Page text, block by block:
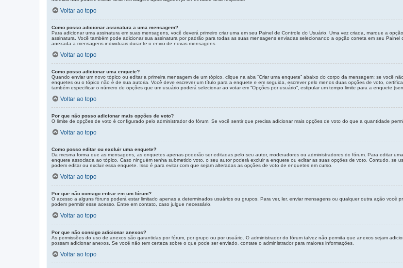
Voltar ao topo
Como posso adicionar assinatura a uma mensagem?
Para adicionar uma assinatura em suas mensagens, você deverá primeiro criar uma em seu Painel de Controle do Usuário. Uma vez criada, marque a opção
assinatura. Você também pode adicionar sua assinatura por padrão para todas as suas mensagens enviadas selecionando a opção correta em seu
anexada a mensagens individuais durante o envio de novas mensagens.
Voltar ao topo
Como posso adicionar uma enquete?
Quando enviar um novo tópico ou editar a primeira mensagem de um tópico, clique na aba “Criar uma enquete” abaixo do corpo da mensagem; se você
enquetes ou o tópico não é de sua autoria. Você deve escrever um título para a enquete e em seguida, escrever pelo menos duas opções de voto,
também especificar o número de opções que um usuário poderá selecionar ao votar em “Opções por usuário”, estipular um tempo limite para a enquete
Voltar ao topo
Por que não posso adicionar mais opções de voto?
O limite de opções de voto é configurado pelo administrador do fórum. Se você sentir que precisa adicionar mais opções de voto do que a quantidade
Voltar ao topo
Como posso editar ou excluir uma enquete?
Da mesma forma que as mensagens, as enquetes apenas poderão ser editadas pelo seu autor, moderadores ou administradores do fórum. Para editar
enquete associada ao tópico. Caso ninguém tenha submetido voto, o seu autor poderá excluir a enquete ou editar as suas opções de voto. Contudo, se
podem editar ou excluir essa enquete. Isso é para evitar com que sejam alteradas as opções de voto de enquetes em curso.
Voltar ao topo
Por que não consigo entrar em um fórum?
O acesso a alguns fóruns poderá estar limitado apenas a determinados usuários ou grupos. Para ver, ler, enviar mensagens ou qualquer outra ação você
podem permitir esse acesso. Entre em contato, caso julgue necessário.
Voltar ao topo
Por que não consigo adicionar anexos?
As permissões do uso de anexos são garantidas por fórum, por grupo ou por usuário. O administrador do fórum talvez não permita que anexos sejam
possam adicionar anexos. Se você não tem certeza sobre o que pode ser enviado, contate o administrador para maiores informações.
Voltar ao topo